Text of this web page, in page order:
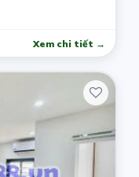
Xem chi tiết →